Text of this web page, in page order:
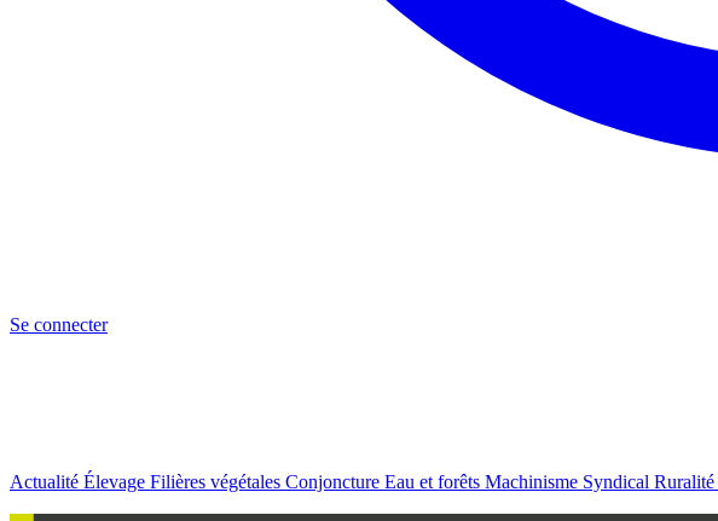
Se connecter
Actualité Élevage Filières végétales Conjoncture Eau et forêts Machinisme Syndical Ruralité